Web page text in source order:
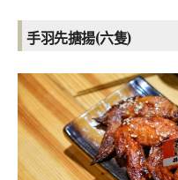
手羽先搪揚(六隻)